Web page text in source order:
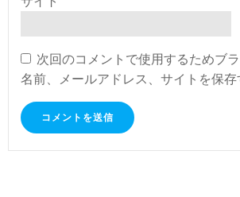
次回のコメントで使用するためブ
名前、メールアドレス、サイトを保存